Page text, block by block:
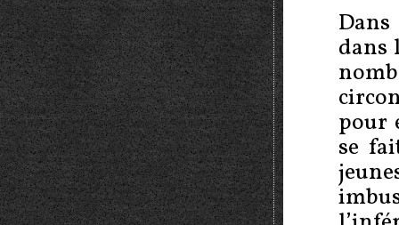
dans
pour
se